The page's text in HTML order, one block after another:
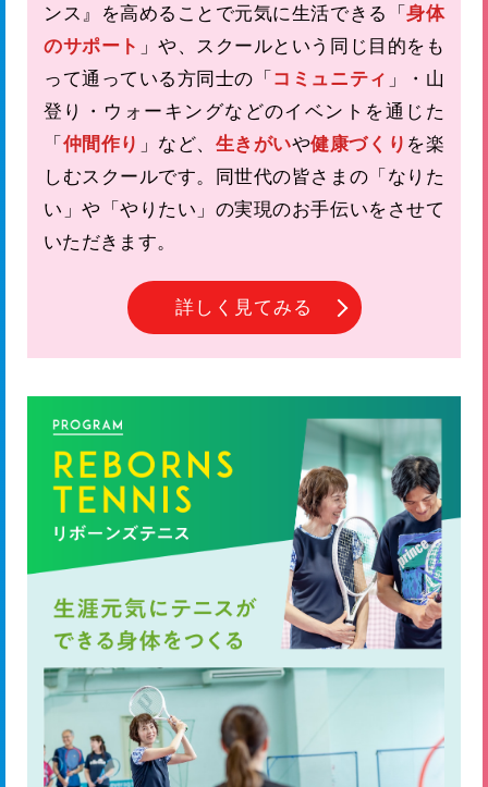
ンス』を高めることで元気に生活できる「身体
のサポート 」や、スクールという同じ目的をも
って通っている方同士の「 コミュニティ 」・山
登り・ウォーキングなどのイベントを通じた
「 仲間作り 」など、 生きがいや健康づくり を楽
しむスクールです。同世代の皆さまの「なりた
い」や「やりたい」の実現のお手伝いをさせて
いただきます。
詳しく見てみる